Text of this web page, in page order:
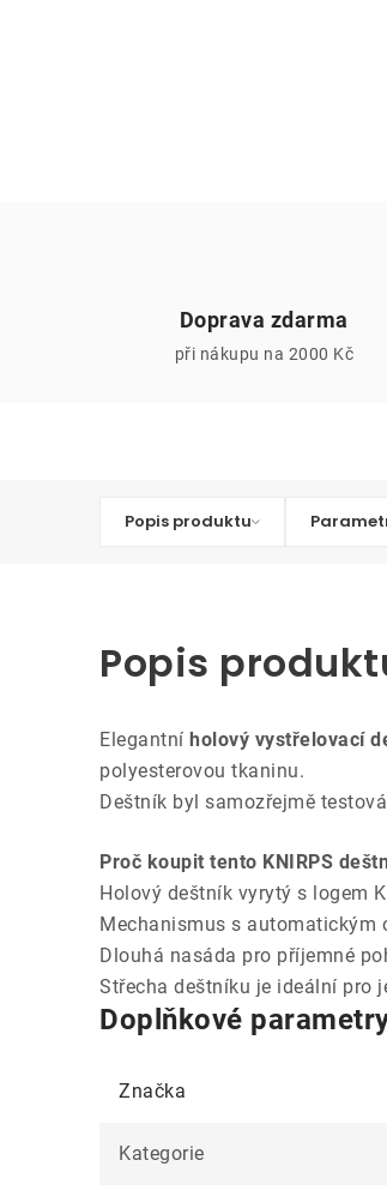
Doprava zdarma
při nákupu na 2000 Kč
Popis produktu
Popis
Elegantní holový vystřelovací
polyesterovou tkaninu.
Deštník byl samozřejmě
Proč koupit tento KNIRPS
Holový deštník vyrytý s logem
Mechanismus s automatickým
Dlouhá nasáda pro příjemné
Střecha deštníku je ideální pro
Doplňkové
Značka
Kategorie